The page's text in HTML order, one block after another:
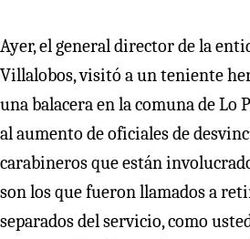
Ayer, el general director de la
Villalobos, visitó a un teniente
una balacera en la comuna de Lo
al aumento de oficiales de
carabineros que están
son los que fueron llamados a
separados del servicio, como